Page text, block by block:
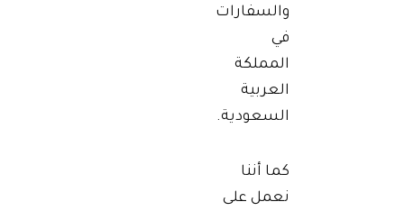
والسفارات
في
المملكة
العربية
السعودية.
كما أننا
نعمل على